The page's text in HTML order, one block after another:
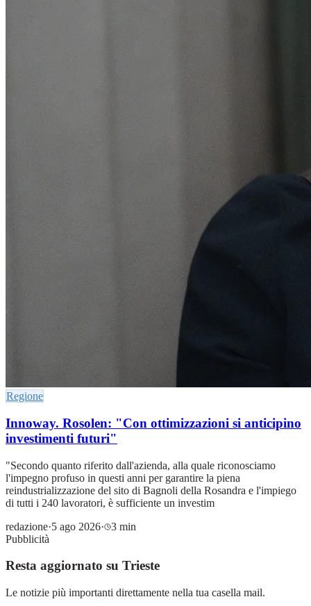
Regione
Innoway. Rosolen: "Con ottimizzazioni si anticipino
investimenti futuri"
"Secondo quanto riferito dall'azienda, alla quale riconosciamo
l'impegno profuso in questi anni per garantire la piena
reindustrializzazione del sito di Bagnoli della Rosandra e l'impiego
di tutti i 240 lavoratori, è sufficiente un investim
redazione·5 ago 2026·
3 min
Pubblicità
Resta aggiornato su Trieste
Le notizie più importanti direttamente nella tua casella mail.